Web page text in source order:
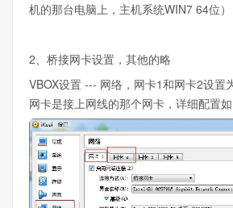
机的那台电脑上，主机系统WIN7 64位）
2、桥接网卡设置，其他的略
VBOX设置 --- 网络，网卡1和网卡2设置
网卡是接上网线的那个网卡，详细配置